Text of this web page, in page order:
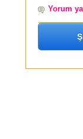
Yorum